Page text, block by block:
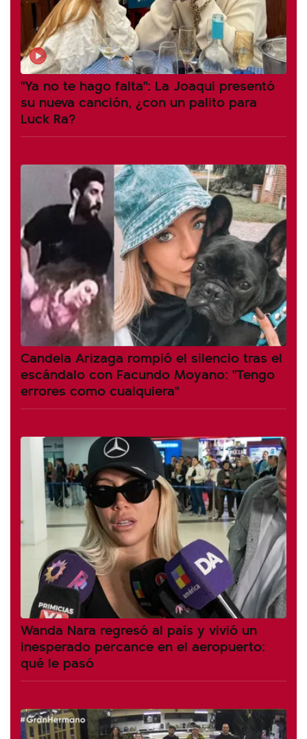
"Ya no te hago falta": La Joaqui presentó
su nueva canción, ¿con un palito para
Luck Ra?
Candela Arizaga rompió el silencio tras el
escándalo con Facundo Moyano: "Tengo
errores como cualquiera"
Wanda Nara regresó al país y vivió un
inesperado percance en el aeropuerto:
qué le pasó